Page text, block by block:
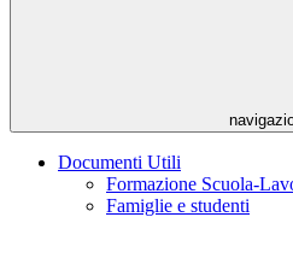
Documenti Utili
Formazione Scuola-
Famiglie e studenti